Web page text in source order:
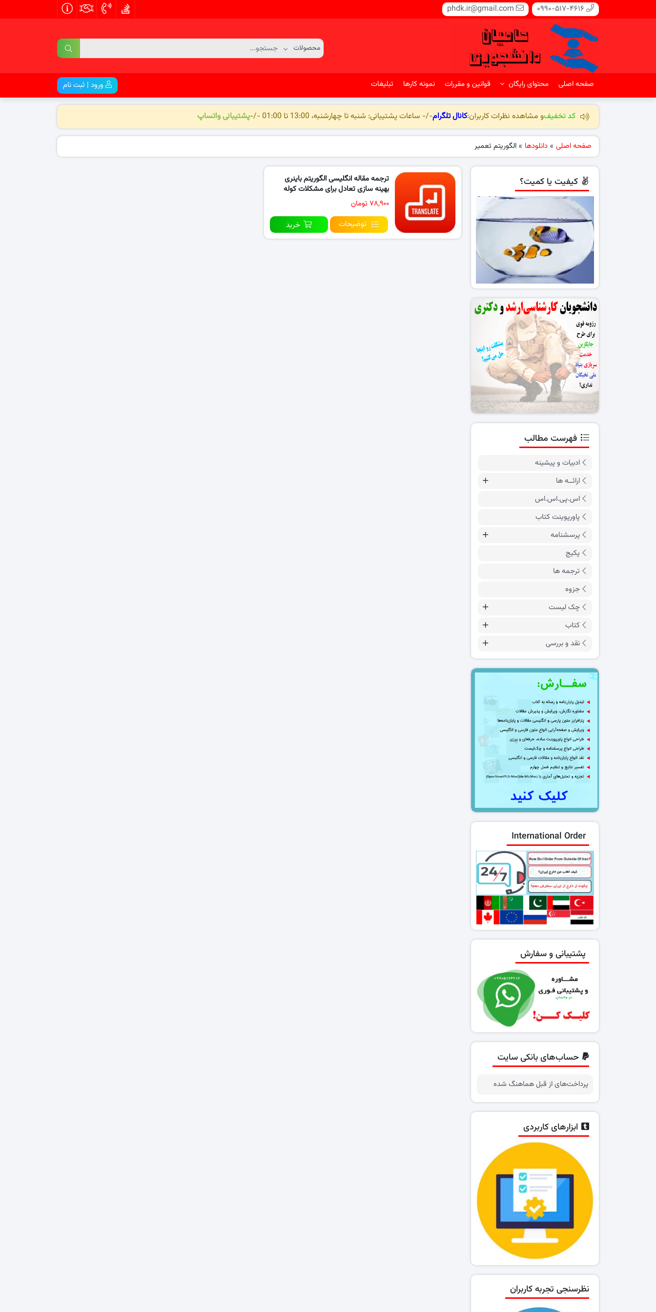
0990-517-4616
phdk.ir@gmail.com
صفحه اصلی محتوای رایگان قوانین و مقررات نمونه کارها تبلیغات ورود | ثبت نام
کد تخفیفو مشاهده نظرات کاربران:کانال تلگرام-/- ساعات پشتیبانی: شنبه تا چهارشنبه، 13:00 تا 01:00 -/- پشتیبانی واتساپ
صفحه اصلی » دانلودها » الگوریتم تعمیر
ترجمه مقاله انگلیسی الگوریتم باینری
بهینه سازی تعادل برای مشکلات کوله
پشتی
۷۸,۹۰۰ تومان
توضیحات
خرید
کیفیت یا کمیت؟
فهرست مطالب
ادبیات و پیشینه
ارائــه ها
اس.پی.اس.اس
پاورپوینت کتاب
پرسشنامه
پکیج
ترجمه ها
جزوه
چک لیست
کتاب
نقد و بررسی
International Order
پشتیبانی و سفارش
حساب‌های بانکی سایت
پرداخت‌های از قبل هماهنگ شده
ابزارهای کاربردی
نظرسنجی تجربه کاربران